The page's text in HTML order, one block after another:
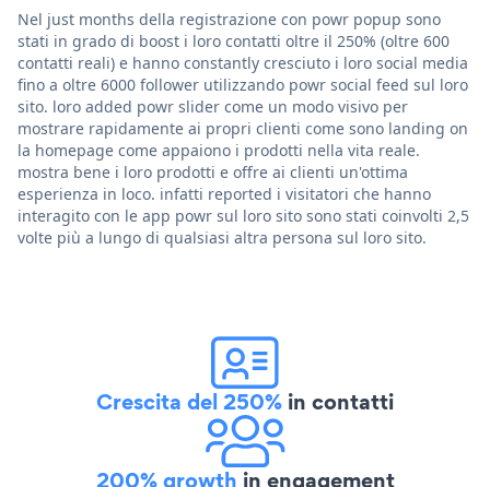
Nel just months della registrazione con powr popup sono
stati in grado di boost i loro contatti oltre il 250% (oltre 600
contatti reali) e hanno constantly cresciuto i loro social media
fino a oltre 6000 follower utilizzando powr social feed sul loro
sito. loro added powr slider come un modo visivo per
mostrare rapidamente ai propri clienti come sono landing on
la homepage come appaiono i prodotti nella vita reale.
mostra bene i loro prodotti e offre ai clienti un'ottima
esperienza in loco. infatti reported i visitatori che hanno
interagito con le app powr sul loro sito sono stati coinvolti 2,5
volte più a lungo di qualsiasi altra persona sul loro sito.
Crescita del 250% in contatti
200% growth in engagement